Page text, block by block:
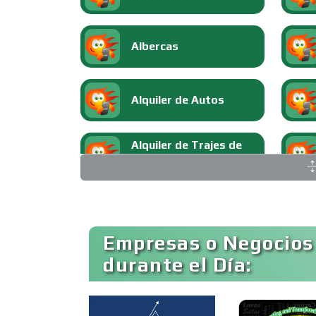
Albercas
Alquiler de Autos
Alquiler de Trajes de
Animadores de Eventos
Empresas o
durante el Día: